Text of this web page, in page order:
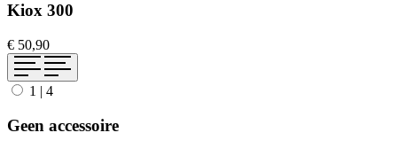
Kiox 300
€ 50,90
1 | 4
Geen accessoire